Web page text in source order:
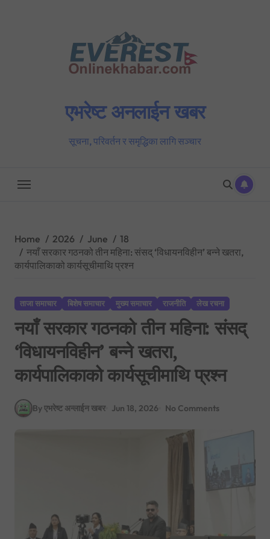
एभरेष्ट अनलाईन खबर
सूचना, परिवर्तन र समृद्धिका लागि सञ्चार
Home 2026 June
18
नयाँ सरकार गठनको तीन महिना: संसद् ‘विधायनविहीन’ बन्ने खतरा,
कार्यपालिकाको कार्यसूचीमाथि प्रश्न
ताजा समाचार बिशेष समाचार मुख्य समाचार राजनीति लेख रचना
नयाँ सरकार गठनको तीन महिना: संसद्
‘विधायनविहीन’ बन्ने खतरा,
कार्यपालिकाको कार्यसूचीमाथि प्रश्न
By एभरेष्ट अन्लाईन खबर Jun 18, 2026 No Comments